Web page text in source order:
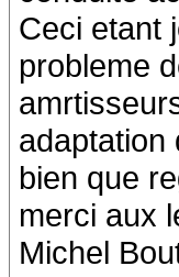
Ceci etant
probleme
adaptation
bien que
merci aux
Michel